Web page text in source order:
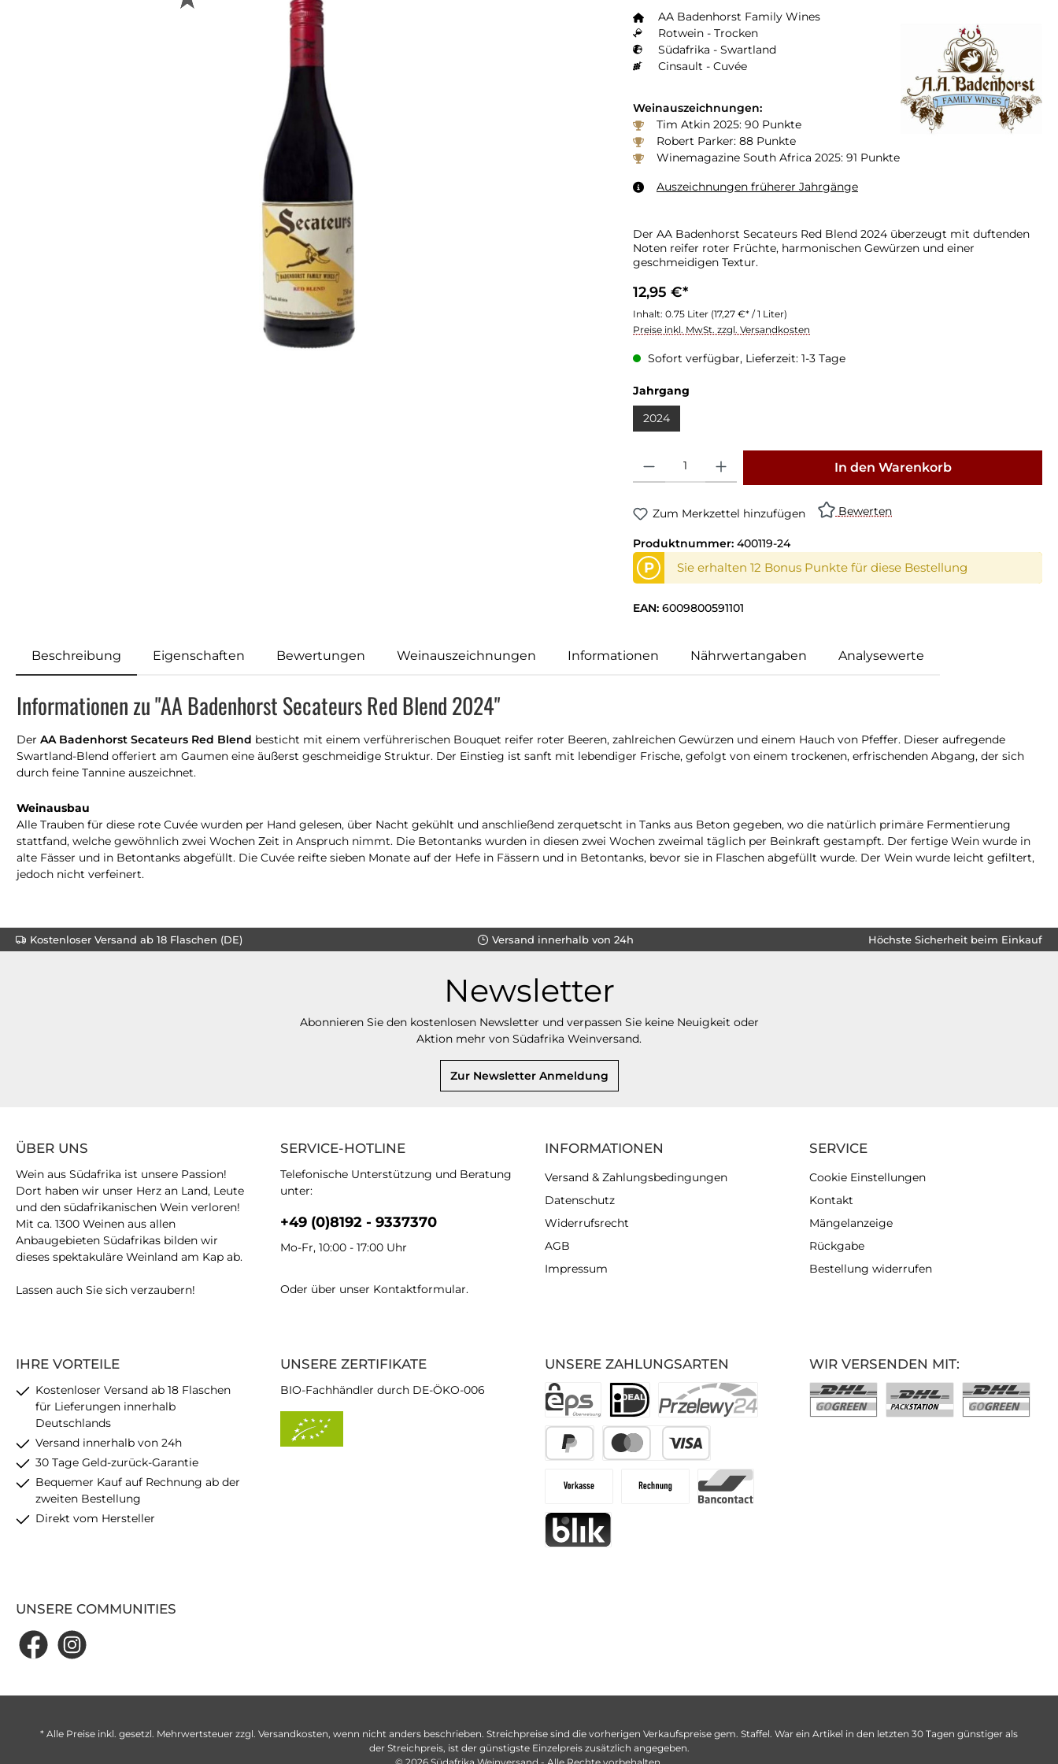
AA Badenhorst Family Wines
Rotwein - Trocken
Südafrika - Swartland
Cinsault - Cuvée
Weinauszeichnungen:
Tim Atkin 2025: 90 Punkte
Robert Parker: 88 Punkte
Winemagazine South Africa 2025: 91 Punkte
Auszeichnungen früherer Jahrgänge
Der AA Badenhorst Secateurs Red Blend 2024 überzeugt mit duftenden
Noten reifer roter Früchte, harmonischen Gewürzen und einer
geschmeidigen Textur.
12,95 €*
Inhalt: 0.75 Liter (17,27 €* / 1 Liter)
Preise inkl. MwSt. zzgl. Versandkosten
Sofort verfügbar, Lieferzeit: 1-3 Tage
Jahrgang
2024
In den Warenkorb
Zum Merkzettel hinzufügen Bewerten
Produktnummer: 400119-24
P Sie erhalten 12 Bonus Punkte für diese Bestellung
EAN: 6009800591101
Beschreibung Eigenschaften Bewertungen Weinauszeichnungen Informationen Nährwertangaben Analysewerte
Informationen zu "AA Badenhorst Secateurs Red Blend 2024"
Der AA Badenhorst Secateurs Red Blend besticht mit einem verführerischen Bouquet reifer roter Beeren, zahlreichen Gewürzen und einem Hauch von Pfeffer. Dieser aufregende
Swartland-Blend offeriert am Gaumen eine äußerst geschmeidige Struktur. Der Einstieg ist sanft mit lebendiger Frische, gefolgt von einem trockenen, erfrischenden Abgang, der sich
durch feine Tannine auszeichnet.
Weinausbau
Alle Trauben für diese rote Cuvée wurden per Hand gelesen, über Nacht gekühlt und anschließend zerquetscht in Tanks aus Beton gegeben, wo die natürlich primäre Fermentierung
stattfand, welche gewöhnlich zwei Wochen Zeit in Anspruch nimmt. Die Betontanks wurden in diesen zwei Wochen zweimal täglich per Beinkraft gestampft. Der fertige Wein wurde in
alte Fässer und in Betontanks abgefüllt. Die Cuvée reifte sieben Monate auf der Hefe in Fässern und in Betontanks, bevor sie in Flaschen abgefüllt wurde. Der Wein wurde leicht gefiltert,
jedoch nicht verfeinert.
Kostenloser Versand ab 18 Flaschen (DE) Versand innerhalb von 24h Höchste Sicherheit beim Einkauf
Newsletter
Abonnieren Sie den kostenlosen Newsletter und verpassen Sie keine Neuigkeit oder
Aktion mehr von Südafrika Weinversand.
Zur Newsletter Anmeldung
SERVICE-HOTLINE
Telefonische Unterstützung und Beratung
unter:
+49 (0)8192 - 9337370
Mo-Fr, 10:00 - 17:00 Uhr
Oder über unser Kontaktformular.
IHRE VORTEILE
Kostenloser Versand ab 18 Flaschen
für Lieferungen innerhalb
Deutschlands
Versand innerhalb von 24h
30 Tage Geld-zurück-Garantie
Bequemer Kauf auf Rechnung ab der
zweiten Bestellung
Direkt vom Hersteller
UNSERE ZAHLUNGSARTEN
ÜBER UNS
Wein aus Südafrika ist unsere Passion!
Dort haben wir unser Herz an Land, Leute
und den südafrikanischen Wein verloren!
Mit ca. 1300 Weinen aus allen
Anbaugebieten Südafrikas bilden wir
dieses spektakuläre Weinland am Kap ab.
Lassen auch Sie sich verzaubern!
UNSERE ZERTIFIKATE
BIO-Fachhändler durch DE-ÖKO-006
INFORMATIONEN
Versand & Zahlungsbedingungen
Datenschutz
Widerrufsrecht
AGB
Impressum
SERVICE
Cookie Einstellungen
Kontakt
Mängelanzeige
Rückgabe
Bestellung widerrufen
UNSERE COMMUNITIES
WIR VERSENDEN MIT:
* Alle Preise inkl. gesetzl. Mehrwertsteuer zzgl. Versandkosten, wenn nicht anders beschrieben. Streichpreise sind die vorherigen Verkaufspreise gem. Staffel. War ein Artikel in den letzten 30 Tagen günstiger als
der Streichpreis, ist der günstigste Einzelpreis zusätzlich angegeben.